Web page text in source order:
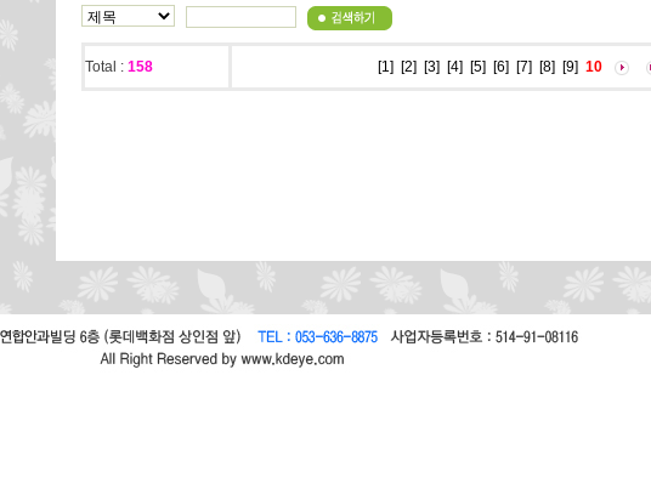
Total : 158 [1] [2] [3] [4] [5] [6] [7] [8] [9] 10